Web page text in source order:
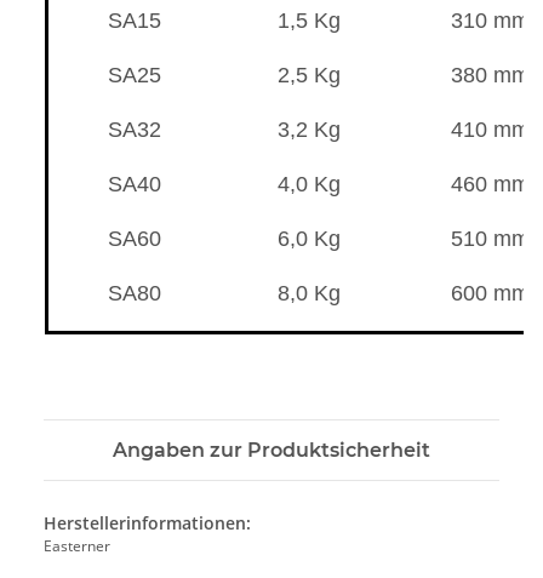
SA15 1,5 Kg 310 mm
SA25 2,5 Kg 380 mm
SA32 3,2 Kg 410 mm
SA40 4,0 Kg 460 mm
SA60 6,0 Kg 510 mm
SA80 8,0 Kg 600 mm
Angaben zur Produktsicherheit
Herstellerinformationen:
Easterner